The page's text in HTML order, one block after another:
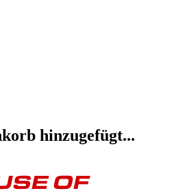
hinzugefügt...